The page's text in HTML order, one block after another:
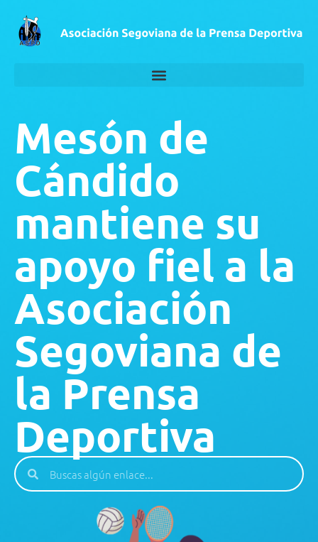
Mesón de
Cándido
mantiene su
apoyo fiel a la
Asociación
Segoviana de
la Prensa
Deportiva